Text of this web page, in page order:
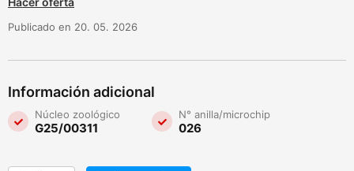
Publicado en 20. 05. 2026
Información adicional
Núcleo zoológico
G25/00311
N° anilla/microchip
026